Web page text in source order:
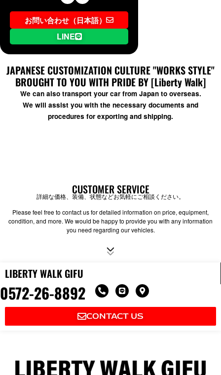
お問い合わせ（日本語）
LINE
JAPANESE CUSTOMIZATION CULTURE "WORKS STYLE"
BROUGHT TO YOU WITH PRIDE BY [Liberty Walk]
We can also transport your car from Japan to overseas.
We will assist you with the necessary documents and
procedures for exporting and shipping.
CUSTOMER SERVICE
詳細な価格、装備、状態などお気軽にご相談ください。
Please feel free to contact us for detailed information on price, equipment,
condition, and more. We would be happy to provide you with any information
you need regarding our vehicles.
LIBERTY WALK GIFU
0572-26-8892 P
h
n
e
-
L
i
e
M
a
-
m
a
CONTACT US